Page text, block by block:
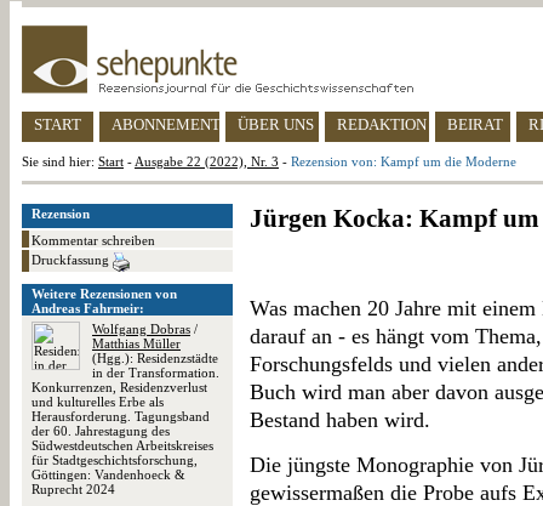
START ABONNEMENT ÜBER UNS REDAKTION BEIRAT
Sie sind hier: Start - Ausgabe 22 (2022), Nr. 3 - Rezension von: Kampf um die Moderne
Rezension
Kommentar schreiben
Druckfassung
Weitere Rezensionen von
Andreas Fahrmeir:
Wolfgang Dobras /
Matthias Müller
(Hgg.): Residenzstädte
in der Transformation.
Konkurrenzen, Residenzverlust
und kulturelles Erbe als
Herausforderung. Tagungsband
der 60. Jahrestagung des
Südwestdeutschen Arbeitskreises
für Stadtgeschichtsforschung,
Göttingen: Vandenhoeck &
Ruprecht 2024
Jürgen Kocka: Kampf
Was machen 20 Jahre mit
darauf an - es hängt vom
Forschungsfelds und vielen
Buch wird man aber davon
Bestand haben wird.
Die jüngste Monographie von
gewissermaßen die Probe aufs